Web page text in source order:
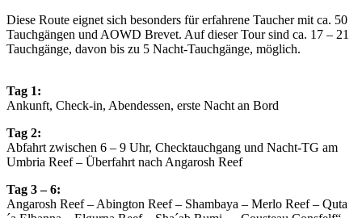
Diese Route eignet sich besonders für erfahrene Taucher mit ca. 50
Tauchgängen und AOWD Brevet. Auf dieser Tour sind ca. 17 – 21
Tauchgänge, davon bis zu 5 Nacht-Tauchgänge, möglich.
Tag 1:
Ankunft, Check-in, Abendessen, erste Nacht an Bord
Tag 2:
Abfahrt zwischen 6 – 9 Uhr, Checktauchgang und Nacht-TG am
Umbria Reef – Überfahrt nach Angarosh Reef
Tag 3 – 6:
Angarosh Reef – Abington Reef – Shambaya – Merlo Reef – Quta